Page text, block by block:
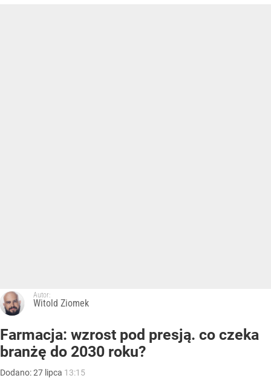
Autor:
Witold Ziomek
Farmacja: wzrost pod presją. co czeka
branżę do 2030 roku?
Dodano:27 lipca 13:15